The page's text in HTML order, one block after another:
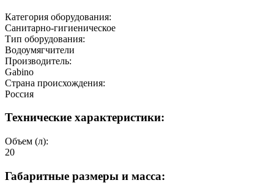
Категория оборудования:
Санитарно-гигиеническое
Тип оборудования:
Водоумягчители
Производитель:
Gabino
Страна происхождения:
Россия
Технические характеристики:
Объем (л):
20
Габаритные размеры и масса: